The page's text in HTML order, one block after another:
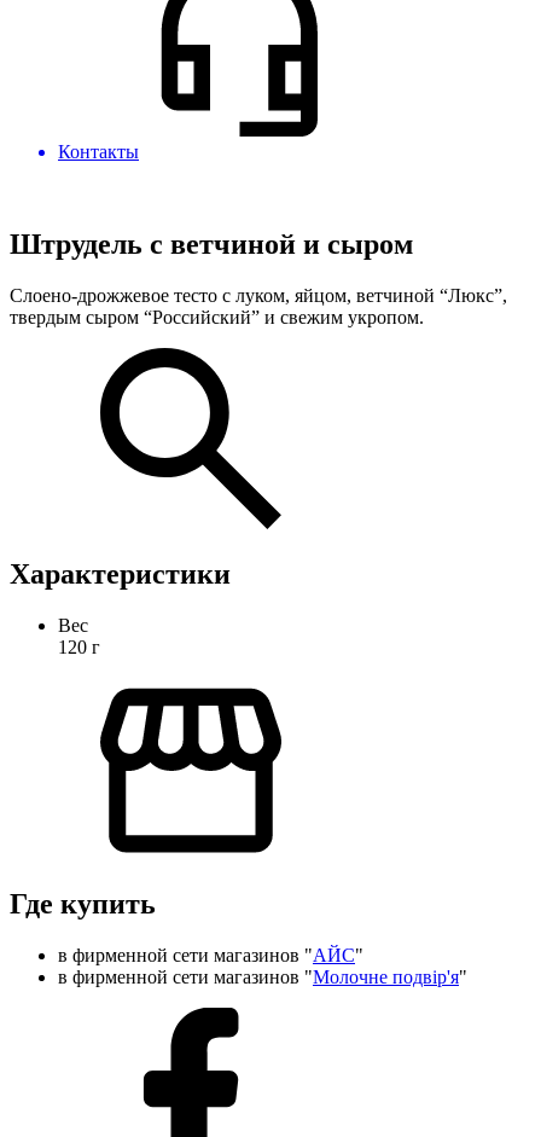
Контакты
Штрудель с ветчиной и сыром
Слоено-дрожжевое тесто с луком, яйцом, ветчиной “Люкс”,
твердым сыром “Российский” и свежим укропом.
Характеристики
Вес
120 г
Где купить
в фирменной сети магазинов "АЙС"
в фирменной сети магазинов "Молочне подвір'я"